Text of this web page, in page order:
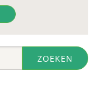
ZOEKEN